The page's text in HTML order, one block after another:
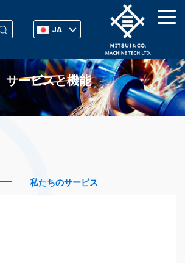
JA
サービスと機能
私たちのサービス